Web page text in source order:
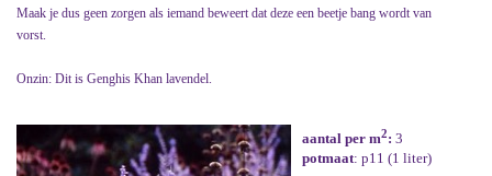
Maak je dus geen zorgen als iemand beweert dat deze een beetje bang wordt van
vorst.
Onzin: Dit is Genghis Khan lavendel.
aantal per m2: 3
potmaat: p11 (1 liter)